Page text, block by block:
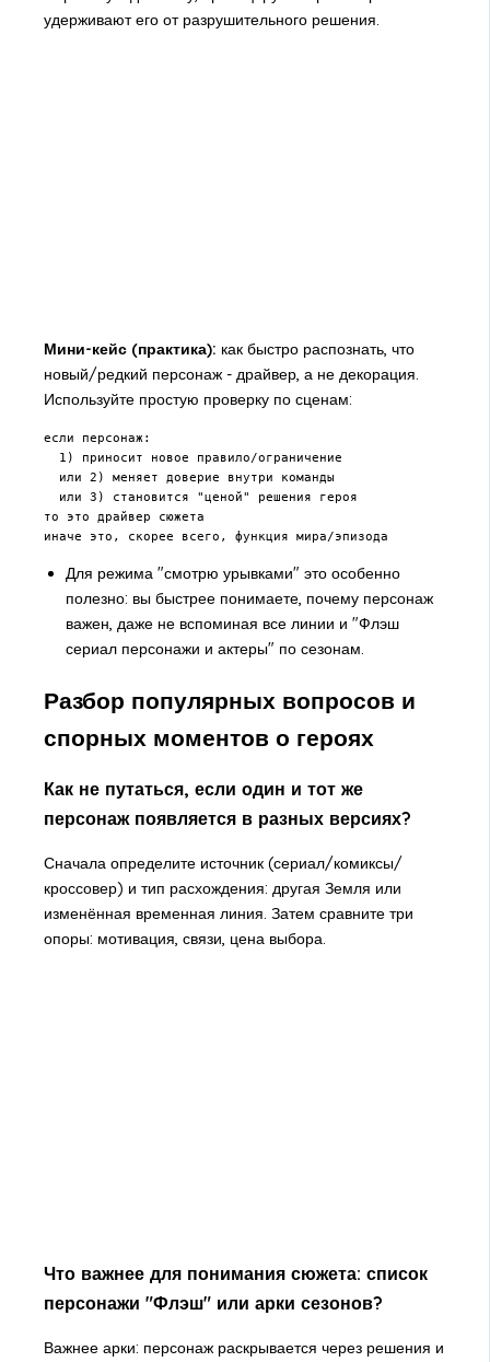
удерживают его от разрушительного решения.
Мини-кейс (практика): как быстро распознать, что
новый/редкий персонаж - драйвер, а не декорация.
Используйте простую проверку по сценам:
если персонаж:
  1) приносит новое правило/ограничение
  или 2) меняет доверие внутри команды
  или 3) становится "ценой" решения героя
то это драйвер сюжета
иначе это, скорее всего, функция мира/эпизода
Для режима "смотрю урывками" это особенно
полезно: вы быстрее понимаете, почему персонаж
важен, даже не вспоминая все линии и "Флэш
сериал персонажи и актеры" по сезонам.
Разбор популярных вопросов и
спорных моментов о героях
Как не путаться, если один и тот же
персонаж появляется в разных версиях?
Сначала определите источник (сериал/комиксы/
кроссовер) и тип расхождения: другая Земля или
изменённая временная линия. Затем сравните три
опоры: мотивация, связи, цена выбора.
Что важнее для понимания сюжета: список
персонажи "Флэш" или арки сезонов?
Важнее арки: персонаж раскрывается через решения и